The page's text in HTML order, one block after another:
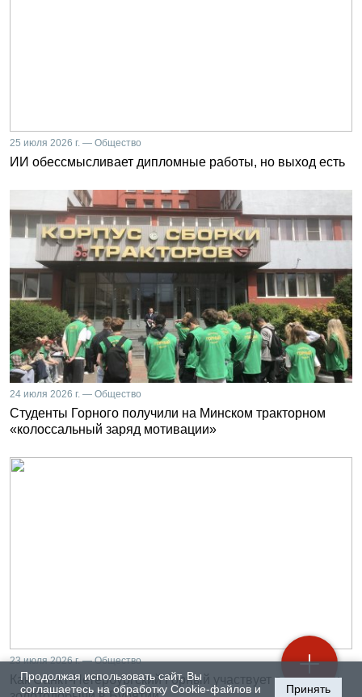
Продолжая использовать сайт, Вы
соглашаетесь на обработку Cookie-файлов и
Принять
25 июля 2026 г. — Общество
ИИ обессмысливает дипломные работы, но выход есть
24 июля 2026 г. — Общество
Студенты Горного получили на Минском тракторном
«колоссальный заряд мотивации»
23 июля 2026 г. — Общество
Как Санкт-Петербургский Горный участвует в развитии